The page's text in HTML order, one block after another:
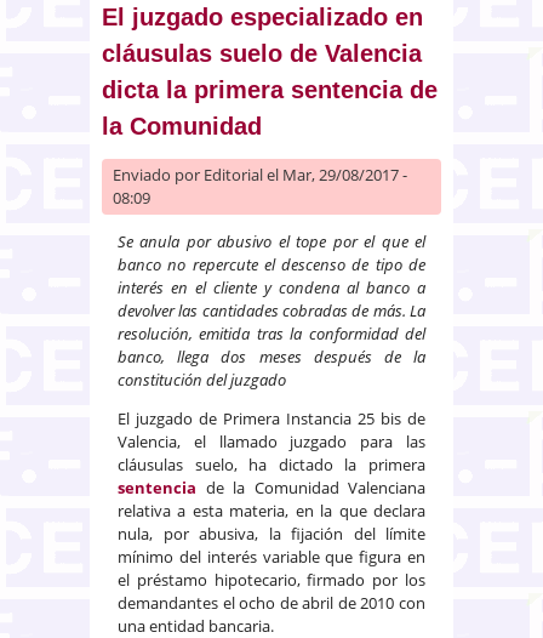
grupo
El juzgado especializado en
cláusulas suelo de Valencia
dicta la primera sentencia de
la Comunidad
Enviado por Editorialel Mar, 29/08/2017 -
08:09
Se anula por abusivo el tope por el que el
banco no repercute el descenso de tipo de
interés en el cliente y condena al banco a
devolver las cantidades cobradas de más. La
resolución, emitida tras la conformidad del
banco, llega dos meses después de la
constitución del juzgado
El juzgado de Primera Instancia 25 bis de
Valencia, el llamado juzgado para las
cláusulas suelo, ha dictado la primera
sentencia de la Comunidad Valenciana
relativa a esta materia, en la que declara
nula, por abusiva, la fijación del límite
mínimo del interés variable que figura en
el préstamo hipotecario, firmado por los
demandantes el ocho de abril de 2010 con
una entidad bancaria.